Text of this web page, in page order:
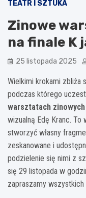
TEATR I SZTUKA
Zinowe
na finale K
25 listopada 2025
Wielkimi krokami zbliża
podczas którego
warsztatach zinowych
wizualną Edę Kranc.
stworzyć własny
zeskanowane i
podzielenie się nimi z
się 29 listopada w
zapraszamy